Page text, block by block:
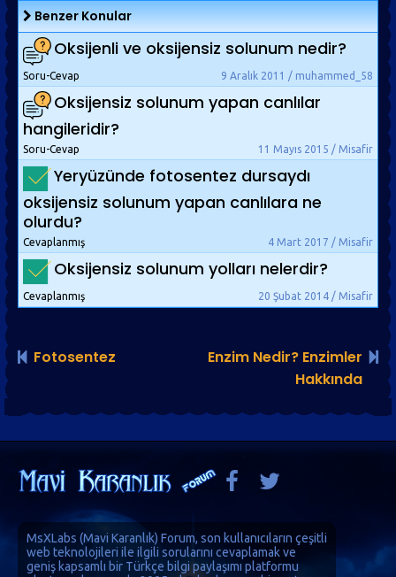
Benzer Konular
Oksijenli ve oksijensiz solunum nedir?
9 Aralık 2011 / muhammed_58
Soru-Cevap
Oksijensiz solunum yapan canlılar
hangileridir?
11 Mayıs 2015 / Misafir
Soru-Cevap
Yeryüzünde fotosentez dursaydı
oksijensiz solunum yapan canlılara ne
olurdu?
4 Mart 2017 / Misafir
Cevaplanmış
Oksijensiz solunum yolları nelerdir?
20 Şubat 2014 / Misafir
Cevaplanmış
Fotosentez
Enzim Nedir? Enzimler
Hakkında
MsXLabs (Mavi Karanlık) Forum, son kullanıcıların çeşitli
web teknolojileri ile ilgili sorularını cevaplamak ve
geniş kapsamlı bir Türkçe bilgi paylaşımı platformu